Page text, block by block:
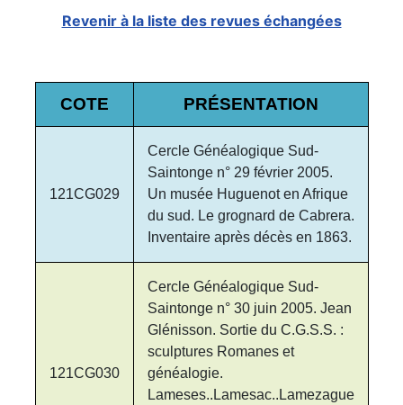
Revenir à la liste des revues échangées
COTE PRÉSENTATION
121CG029
Cercle Généalogique Sud-
Saintonge n° 29 février 2005.
Un musée Huguenot en Afrique
du sud. Le grognard de Cabrera.
Inventaire après décès en 1863.
121CG030
Cercle Généalogique Sud-
Saintonge n° 30 juin 2005. Jean
Glénisson. Sortie du C.G.S.S. :
sculptures Romanes et
généalogie.
Lameses..Lamesac..Lamezague